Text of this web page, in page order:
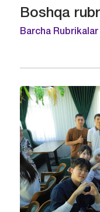
Boshqa
Barcha Rubrikalar